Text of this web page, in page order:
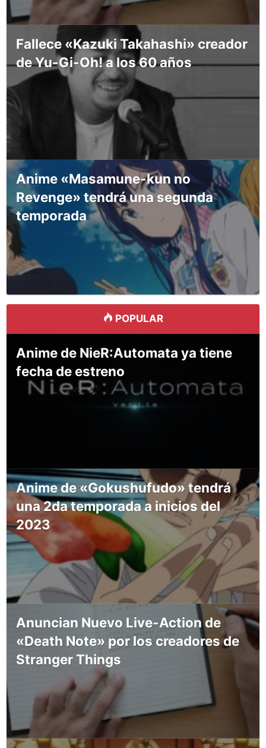
Fallece «Kazuki Takahashi» creador
de Yu-Gi-Oh! a los 60 años
Anime «Masamune-kun no
Revenge» tendrá una segunda
temporada
POPULAR
Anime de NieR:Automata ya tiene
fecha de estreno
Anime de «Gokushufudo» tendrá
una 2da temporada a inicios del
2023
Anuncian Nuevo Live-Action de
«Death Note» por los creadores de
Stranger Things